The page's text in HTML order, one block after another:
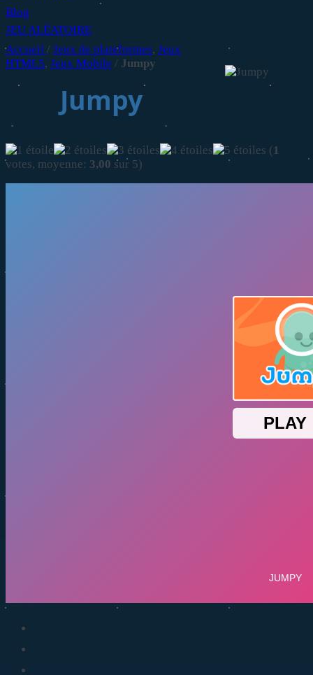
Blog
JEU ALÉATOIRE
Accueil / Jeux de plateformes, Jeux
HTML5, Jeux Mobile / Jumpy
Jumpy
(1
votes, moyenne: 3,00 sur 5)